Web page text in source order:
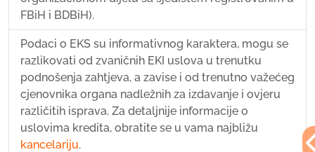
FBiH i BDBiH).
Podaci o EKS su informativnog karaktera, mogu se
razlikovati od zvaničnih EKI uslova u trenutku
podnošenja zahtjeva, a zavise i od trenutno važećeg
cjenovnika organa nadležnih za izdavanje i ovjeru
različitih isprava. Za detaljnije informacije o
uslovima kredita, obratite se u vama najbližu
kancelariju.